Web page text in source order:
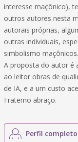
interesse maçônico),
outros autores nesta
autorais próprias,
outras individuais,
simbolismo maçônicos.
A proposta do autor é
ao leitor obras de
de IA, e a um custo
Fraterno abraço.
Perfil completo